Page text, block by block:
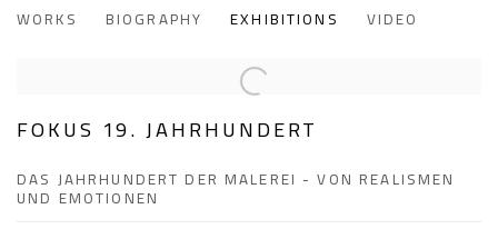
WORKS
BIOGRAPHY EXHIBITIONS VIDEO
FOKUS 19. JAHRHUNDERT
DAS JAHRHUNDERT DER MALEREI - VON REALISMEN
UND EMOTIONEN